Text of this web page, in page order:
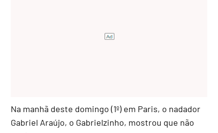
Na manhã deste domingo (1º) em Paris, o nadador
Gabriel Araújo, o Gabrielzinho, mostrou que não